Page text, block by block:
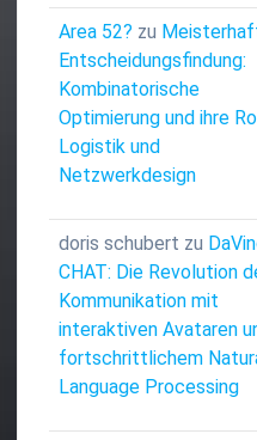
Area 52? zu
Entscheidungsfindung:
Kombinatorische
Optimierung und ihre
Logistik und
Netzwerkdesign
doris schubert zu
CHAT: Die Revolution
Kommunikation mit
interaktiven Avataren
fortschrittlichem
Language Processing